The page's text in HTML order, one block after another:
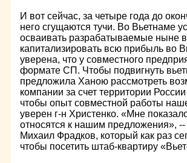
И вот сейчас, за четыре года до
него сгущаются тучи. Во Вьетнаме
осваивать разрабатываемые ныне
капитализировать всю прибыль во
уверена, что у совместного
формате СП. Чтобы подвигнуть
предложила Ханою рассмотреть
компании за счет территории
чтобы опыт совместной работы
уверен г-н Христенко. «Мне
относятся к нашим предложения»,
Михаил Фрадков, который как раз
чтобы посетить штаб-квартиру